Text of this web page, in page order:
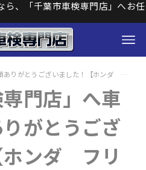
ら、「千葉市車検専門店」へお任
「千葉市車検専門店」へ車検のご依頼ありがとうございました！【ホンダ フリード】
専門店」へ車
がとうござ
ホンダ フリ